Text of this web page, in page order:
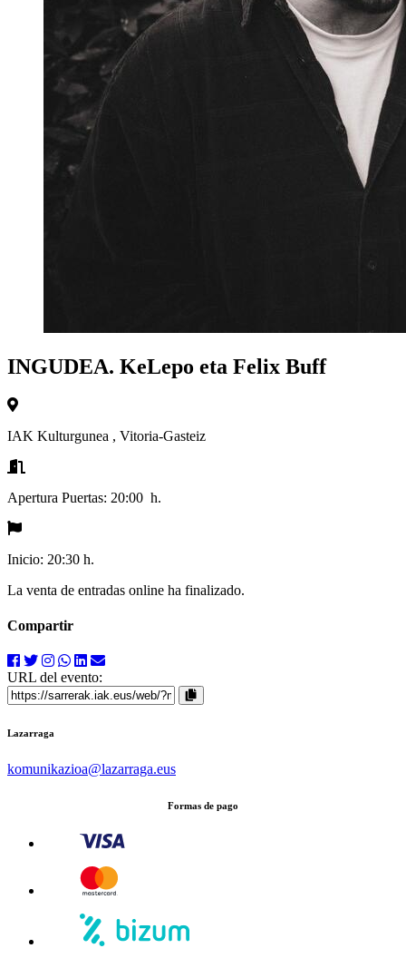
INGUDEA. KeLepo eta Felix Buff
IAK Kulturgunea , Vitoria-Gasteiz
Apertura Puertas: 20:00 h.
Inicio: 20:30 h.
La venta de entradas online ha finalizado.
Compartir
URL del evento:
Lazarraga
komunikazioa@lazarraga.eus
Formas de pago